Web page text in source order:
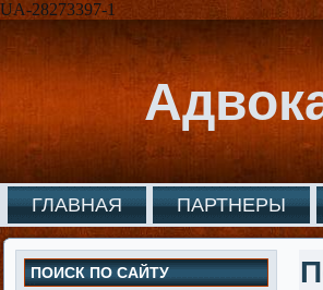
UA-28273397-1
ГЛАВНАЯ ПАРТНЕРЫ
ПОИСК ПО САЙТУ